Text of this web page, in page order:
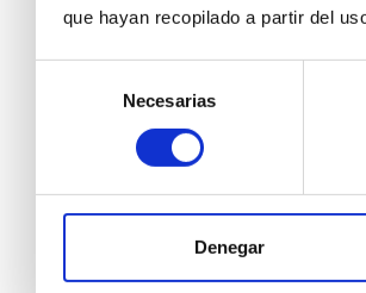
que hayan recopilado a partir del
consentimiento
Necesarias
Denegar
Los
Datos reales de